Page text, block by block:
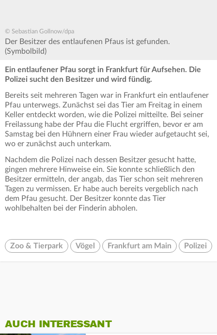
© Sebastian Gollnow/dpa
Der Besitzer des entlaufenen Pfaus ist gefunden.
(Symbolbild)
Ein entlaufener Pfau sorgt in Frankfurt für Aufsehen. Die
Polizei sucht den Besitzer und wird fündig.
Bereits seit mehreren Tagen war in Frankfurt ein entlaufener
Pfau unterwegs. Zunächst sei das Tier am Freitag in einem
Keller entdeckt worden, wie die Polizei mitteilte. Bei seiner
Freilassung habe der Pfau die Flucht ergriffen, bevor er am
Samstag bei den Hühnern einer Frau wieder aufgetaucht sei,
wo er zunächst auch unterkam.
Nachdem die Polizei nach dessen Besitzer gesucht hatte,
gingen mehrere Hinweise ein. Sie konnte schließlich den
Besitzer ermitteln, der angab, das Tier schon seit mehreren
Tagen zu vermissen. Er habe auch bereits vergeblich nach
dem Pfau gesucht. Der Besitzer konnte das Tier
wohlbehalten bei der Finderin abholen.
Zoo & Tierpark Vögel Frankfurt am Main Polizei
AUCH INTERESSANT